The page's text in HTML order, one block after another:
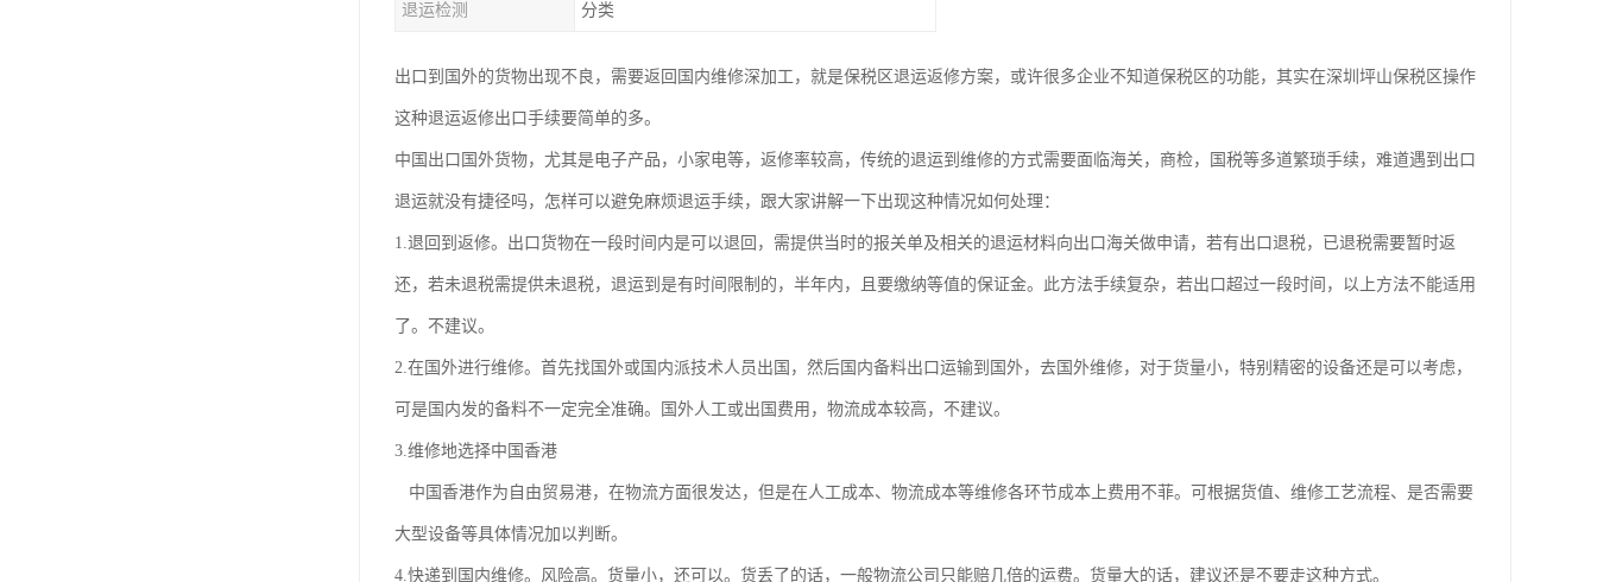
退运检测 分类
出口到国外的货物出现不良，需要返回国内维修深加工，就是保税区退运返修方案，或许很多企业不知道保税区的功能，其实在深圳坪山保税区操作
这种退运返修出口手续要简单的多。
中国出口国外货物，尤其是电子产品，小家电等，返修率较高，传统的退运到维修的方式需要面临海关，商检，国税等多道繁琐手续，难道遇到出口
退运就没有捷径吗，怎样可以避免麻烦退运手续，跟大家讲解一下出现这种情况如何处理：
1.退回到返修。出口货物在一段时间内是可以退回，需提供当时的报关单及相关的退运材料向出口海关做申请，若有出口退税，已退税需要暂时返
还，若未退税需提供未退税，退运到是有时间限制的，半年内，且要缴纳等值的保证金。此方法手续复杂，若出口超过一段时间，以上方法不能适用
了。不建议。
2.在国外进行维修。首先找国外或国内派技术人员出国，然后国内备料出口运输到国外，去国外维修，对于货量小，特别精密的设备还是可以考虑，
可是国内发的备料不一定完全准确。国外人工或出国费用，物流成本较高，不建议。
3.维修地选择中国香港
中国香港作为自由贸易港，在物流方面很发达，但是在人工成本、物流成本等维修各环节成本上费用不菲。可根据货值、维修工艺流程、是否需要
大型设备等具体情况加以判断。
4.快递到国内维修。风险高。货量小，还可以。货丢了的话，一般物流公司只能赔几倍的运费。货量大的话，建议还是不要走这种方式。